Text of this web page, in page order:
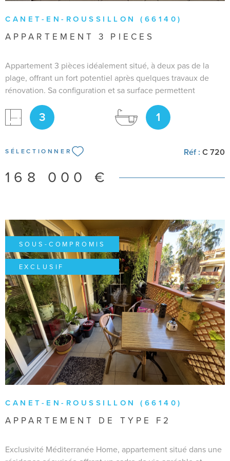
CANET-EN-ROUSSILLON (66140)
APPARTEMENT 3 PIECES
Appartement 3 pièces idéalement situé, à deux pas de la
plage, offrant un fort potentiel après quelques travaux de
rénovation. Sa configuration et sa surface permettent
d’envisager de nombreux projets : résidence secondaire au
bord de l’eau / Investissement locatif rentable /Installation
pour activité libérale. Pour plus de rensignements, je reste
3 1
SÉLECTIONNER Réf : C 720
168 000 €
CANET-EN-ROUSSILLON (66140)
APPARTEMENT DE TYPE F2
Exclusivité Méditerranée Home, appartement situé dans une
SOUS-COMPROMIS
EXCLUSIF
VOIR LE BIEN